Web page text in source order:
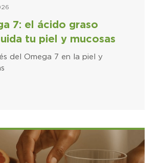
7: el ácido graso
tu piel y mucosas
del Omega 7 en la piel y